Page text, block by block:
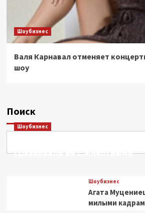
Шоубизнес
Валя Карнавал отменяет
шоу
Поиск
Шоубизнес
Этери Тутберидзе заявила,
сравнивала ее с животными
Шоубизнес
Агата
милыми